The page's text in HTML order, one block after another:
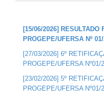
[15/06/2026] RESULTADO
PROGEPE/UFERSA Nº
[27/03/2026] 6º
PROGEPE/UFERSA Nº01/
[23/02/2026] 5º
PROGEPE/UFERSA Nº01/